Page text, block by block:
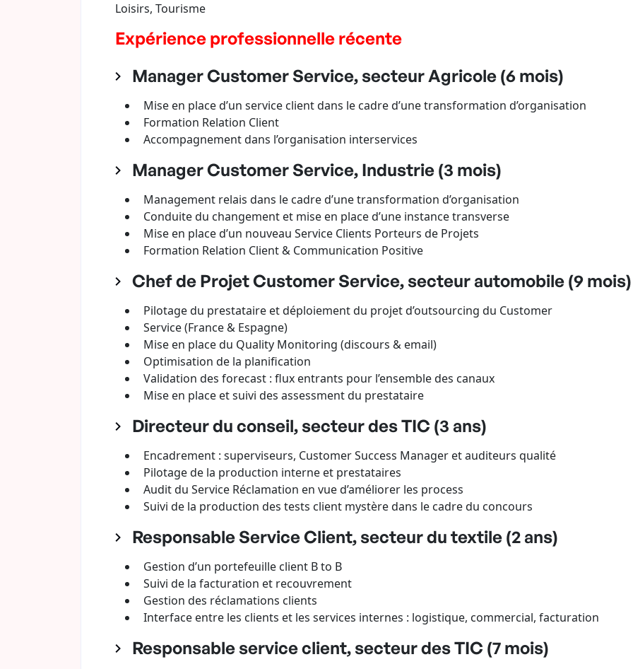
Loisirs, Tourisme
Expérience professionnelle récente
Manager Customer Service, secteur Agricole (6 mois)
Mise en place d’un service client dans le cadre d’une transformation d’organisation
Formation Relation Client
Accompagnement dans l’organisation interservices
Manager Customer Service, Industrie (3 mois)
Management relais dans le cadre d’une transformation d’organisation
Conduite du changement et mise en place d’une instance transverse
Mise en place d’un nouveau Service Clients Porteurs de Projets
Formation Relation Client & Communication Positive
Chef de Projet Customer Service, secteur automobile (9 mois)
Pilotage du prestataire et déploiement du projet d’outsourcing du Customer
Service (France & Espagne)
Mise en place du Quality Monitoring (discours & email)
Optimisation de la planification
Validation des forecast : flux entrants pour l’ensemble des canaux
Mise en place et suivi des assessment du prestataire
Directeur du conseil, secteur des TIC (3 ans)
Encadrement : superviseurs, Customer Success Manager et auditeurs qualité
Pilotage de la production interne et prestataires
Audit du Service Réclamation en vue d’améliorer les process
Suivi de la production des tests client mystère dans le cadre du concours
Responsable Service Client, secteur du textile (2 ans)
Gestion d’un portefeuille client B to B
Suivi de la facturation et recouvrement
Gestion des réclamations clients
Interface entre les clients et les services internes : logistique, commercial, facturation
Responsable service client, secteur des TIC (7 mois)